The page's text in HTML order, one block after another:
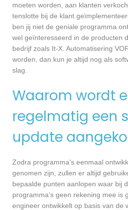
moeten worden, aan klanten
tenslotte bij de klant
ben jij niet de geniale programma
wel geïnteresseerd in de producten
bedrijf zoals It-X. Automatisering
worden, dan kun je altijd nog als
slag.
Waarom wordt
regelmatig een
update
Zodra programma’s eenmaal
genomen zijn, zullen er altijd
bepaalde punten aanlopen waar bij
programma’s geen rekening mee is
engineer ontwikkelt op basis van de